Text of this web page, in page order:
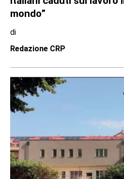
la svolta. Mamma e
località protetta
di
Redazione